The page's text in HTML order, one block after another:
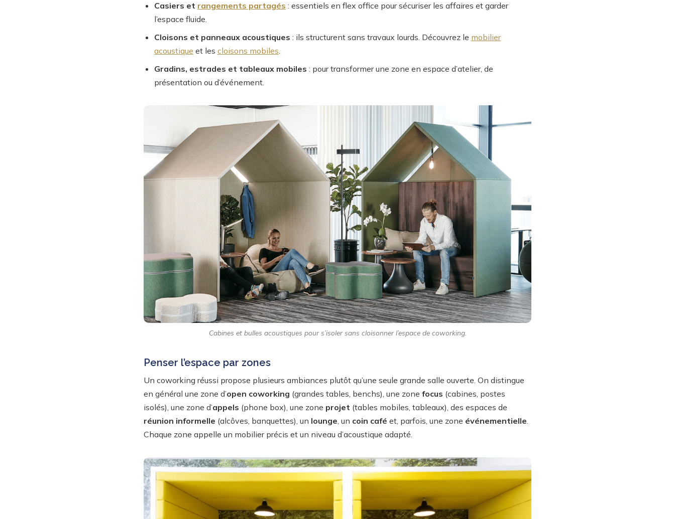
Casiers et rangements partagés : essentiels en flex office pour sécuriser les affaires et garder
l’espace fluide.
Cloisons et panneaux acoustiques : ils structurent sans travaux lourds. Découvrez le mobilier
acoustique et les cloisons mobiles
Gradins, estrades et tableaux mobiles : pour transformer une zone en espace d’atelier, de
présentation ou d’événement.
Cabines et bulles acoustiques pour s’isoler sans cloisonner l’espace de coworking.
Penser l’espace par zones
Un coworking réussi propose plusieurs ambiances plutôt qu’une seule grande salle ouverte. On distingue
en général une zone d’open coworking (grandes tables, benchs), une zone focus (cabines, postes
isolés), une zone d’appels (phone box), une zone projet (tables mobiles, tableaux), des espaces de
réunion informelle (alcôves, banquettes), un lounge , un coin café et, parfois, une zone événementielle
Chaque zone appelle un mobilier précis et un niveau d’acoustique adapté.